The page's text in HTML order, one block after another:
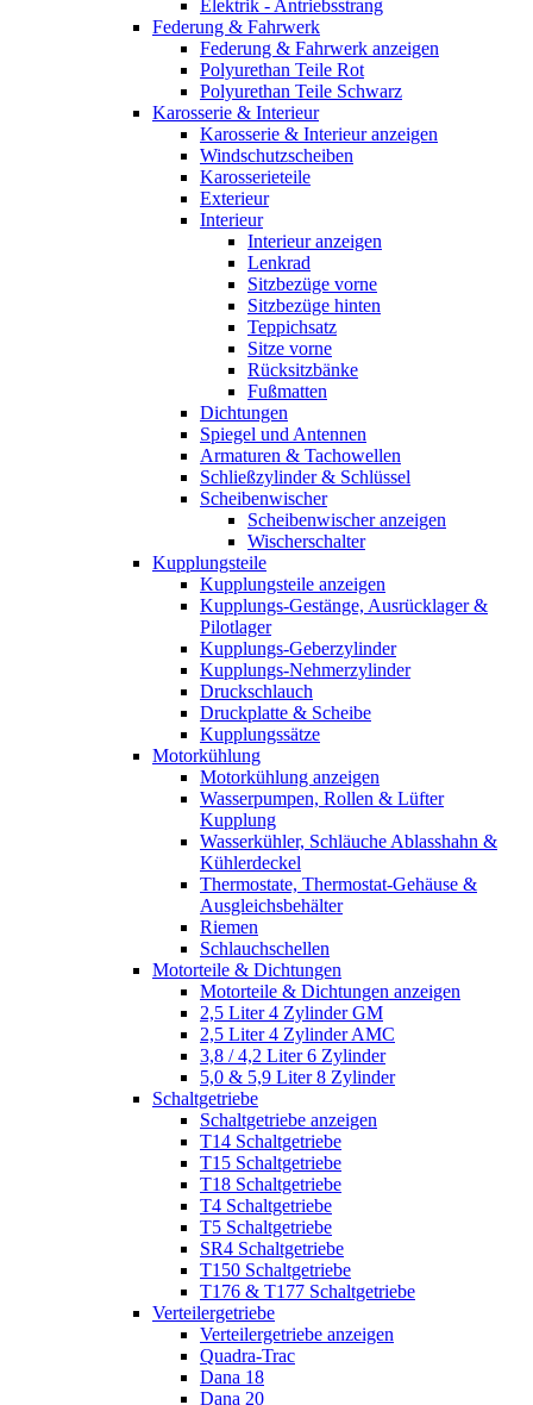
Elektrik - Antriebsstrang
Federung & Fahrwerk
Federung & Fahrwerk anzeigen
Polyurethan Teile Rot
Polyurethan Teile Schwarz
Karosserie & Interieur
Karosserie & Interieur anzeigen
Windschutzscheiben
Karosserieteile
Exterieur
Interieur
Interieur anzeigen
Lenkrad
Sitzbezüge vorne
Sitzbezüge hinten
Teppichsatz
Sitze vorne
Rücksitzbänke
Fußmatten
Dichtungen
Spiegel und Antennen
Armaturen & Tachowellen
Schließzylinder & Schlüssel
Scheibenwischer
Scheibenwischer anzeigen
Wischerschalter
Kupplungsteile
Kupplungsteile anzeigen
Kupplungs-Gestänge, Ausrücklager &
Pilotlager
Kupplungs-Geberzylinder
Kupplungs-Nehmerzylinder
Druckschlauch
Druckplatte & Scheibe
Kupplungssätze
Motorkühlung
Motorkühlung anzeigen
Wasserpumpen, Rollen & Lüfter
Kupplung
Wasserkühler, Schläuche Ablasshahn &
Kühlerdeckel
Thermostate, Thermostat-Gehäuse &
Ausgleichsbehälter
Riemen
Schlauchschellen
Motorteile & Dichtungen
Motorteile & Dichtungen anzeigen
2,5 Liter 4 Zylinder GM
2,5 Liter 4 Zylinder AMC
3,8 / 4,2 Liter 6 Zylinder
5,0 & 5,9 Liter 8 Zylinder
Schaltgetriebe
Schaltgetriebe anzeigen
T14 Schaltgetriebe
T15 Schaltgetriebe
T18 Schaltgetriebe
T4 Schaltgetriebe
T5 Schaltgetriebe
SR4 Schaltgetriebe
T150 Schaltgetriebe
T176 & T177 Schaltgetriebe
Verteilergetriebe
Verteilergetriebe anzeigen
Quadra-Trac
Dana 18
Dana 20